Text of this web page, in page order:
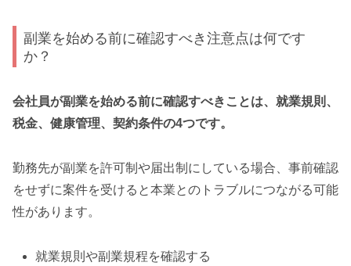
副業を始める前に確認すべき注意点は何です
か？
会社員が副業を始める前に確認すべきことは、就業規則、
税金、健康管理、契約条件の4つです。
勤務先が副業を許可制や届出制にしている場合、事前確認
をせずに案件を受けると本業とのトラブルにつながる可能
性があります。
就業規則や副業規程を確認する